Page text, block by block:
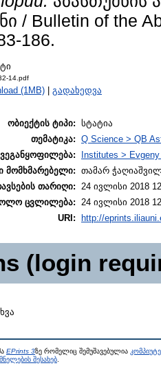
/ Bulletin of the
186.
14.pdf
(1MB) | გადახედვა
ობიექტის ტიპი: სტატია
თემატიკა: Q Science > QB
Institutes >
მომხმარებელი: თამარ
თარიღი:
24 ივლისი 2018
ცვლილება: 24 ივლისი 2018
URI:
http://
(login
EPrints 3ზე რომელიც შემუშავებულია
შესახებ.